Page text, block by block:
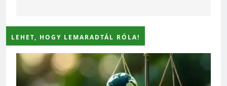
LEHET, HOGY LEMARADTÁL RÓLA!